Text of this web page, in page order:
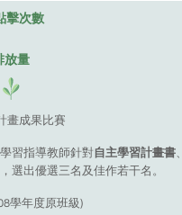
擊次數
放量
畫成果比賽
習指導教師針對自主學習計畫書、
選出優選三名及佳作若干名。
學年度原班級)